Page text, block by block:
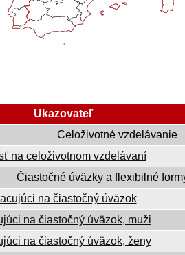
Ukazovateľ
Celoživotné vzdelávanie
na celoživotnom vzdelávaní
Čiastočné úväzky a flexibilné
na čiastočný úväzok
na čiastočný úväzok, muži
na čiastočný úväzok, ženy